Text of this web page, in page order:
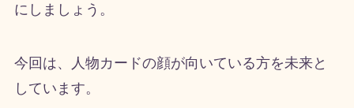
にしましょう。
今回は、人物カードの顔が向いている方を未来と
しています。